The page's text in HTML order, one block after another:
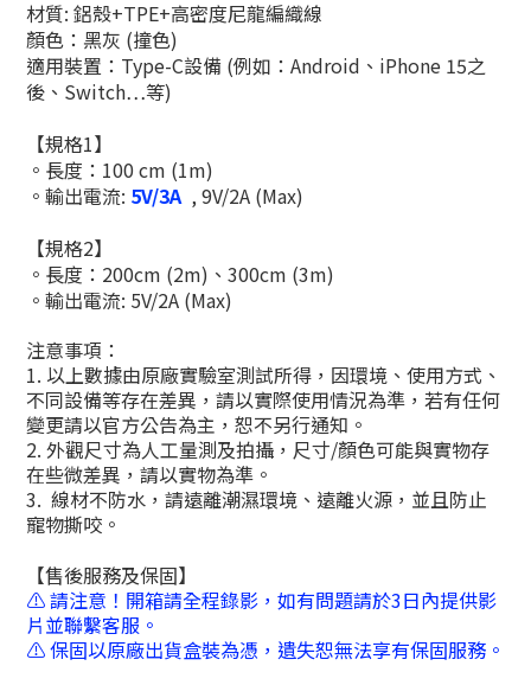
材質: 鋁殼+TPE+高密度尼龍編織線
顏色：黑灰 (撞色)
適用裝置：Type-C設備 (例如：Android、iPhone 15之
後、Switch…等)
【規格1】
。長度：100 cm (1m)
。輸出電流: 5V/3A , 9V/2A (Max)
【規格2】
。長度：200cm (2m)、300cm (3m)
。輸出電流: 5V/2A (Max)
注意事項：
1. 以上數據由原廠實驗室測試所得，因環境、使用方式、
不同設備等存在差異，請以實際使用情況為準，若有任何
變更請以官方公告為主，恕不另行通知。
2. 外觀尺寸為人工量測及拍攝，尺寸/顏色可能與實物存
在些微差異，請以實物為準。
3. 線材不防水，請遠離潮濕環境、遠離火源，並且防止
寵物撕咬。
【售後服務及保固】
⚠️ 請注意 ！ 開箱請全程錄影，如有問題請於3日內提供影
片並聯繫客服。
⚠️保固以原廠出貨盒裝為憑，遺失恕無法享有保固服務。